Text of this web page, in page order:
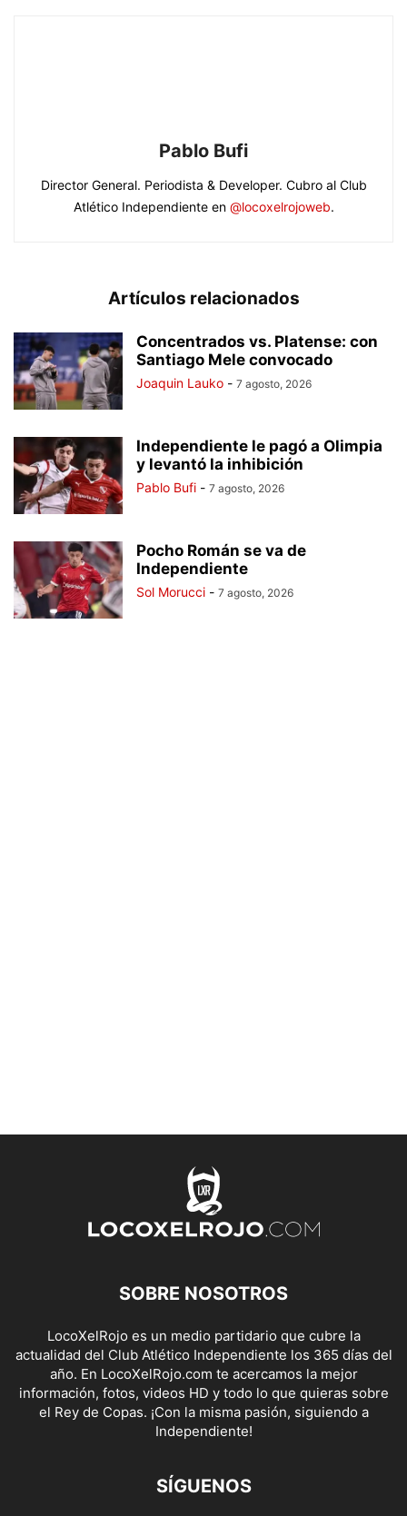
Pablo Bufi
Director General. Periodista & Developer. Cubro al Club
Atlético Independiente en @locoxelrojoweb.
Artículos relacionados
Concentrados vs. Platense: con
Santiago Mele convocado
Joaquin Lauko - 7 agosto, 2026
Independiente le pagó a Olimpia
y levantó la inhibición
Pablo Bufi - 7 agosto, 2026
Pocho Román se va de
Independiente
Sol Morucci - 7 agosto, 2026
SOBRE NOSOTROS
LocoXelRojo es un medio partidario que cubre la
actualidad del Club Atlético Independiente los 365 días del
año. En LocoXelRojo.com te acercamos la mejor
información, fotos, videos HD y todo lo que quieras sobre
el Rey de Copas. ¡Con la misma pasión, siguiendo a
Independiente!
SÍGUENOS